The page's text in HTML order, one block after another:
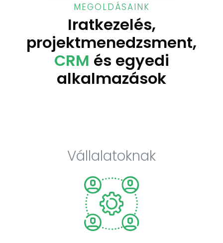
MEGOLDÁSAINK
Iratkezelés,
projektmenedzsment,
CRM és egyedi
alkalmazások
Vállalatoknak